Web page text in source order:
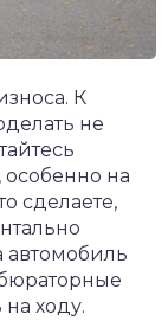
К
не
на
сделаете,
автомобиль
ходу.